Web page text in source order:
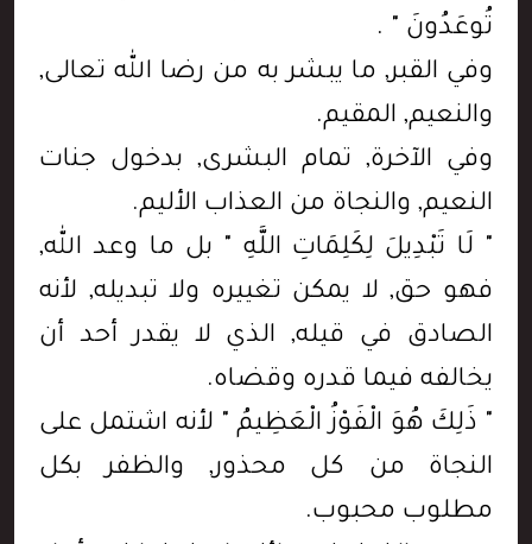
تُوعَدُونَ " .
وفي القبر, ما يبشر به من رضا الله تعالى,
والنعيم, المقيم.
وفي الآخرة, تمام البشرى, بدخول جنات
النعيم, والنجاة من العذاب الأليم.
" لَا تَبْدِيلَ لِكَلِمَاتِ اللَّهِ " بل ما وعد الله,
فهو حق, لا يمكن تغييره ولا تبديله, لأنه
الصادق في قيله, الذي لا يقدر أحد أن
يخالفه فيما قدره وقضاه.
" ذَلِكَ هُوَ الْفَوْزُ الْعَظِيمُ " لأنه اشتمل على
النجاة من كل محذور, والظفر بكل
مطلوب محبوب.